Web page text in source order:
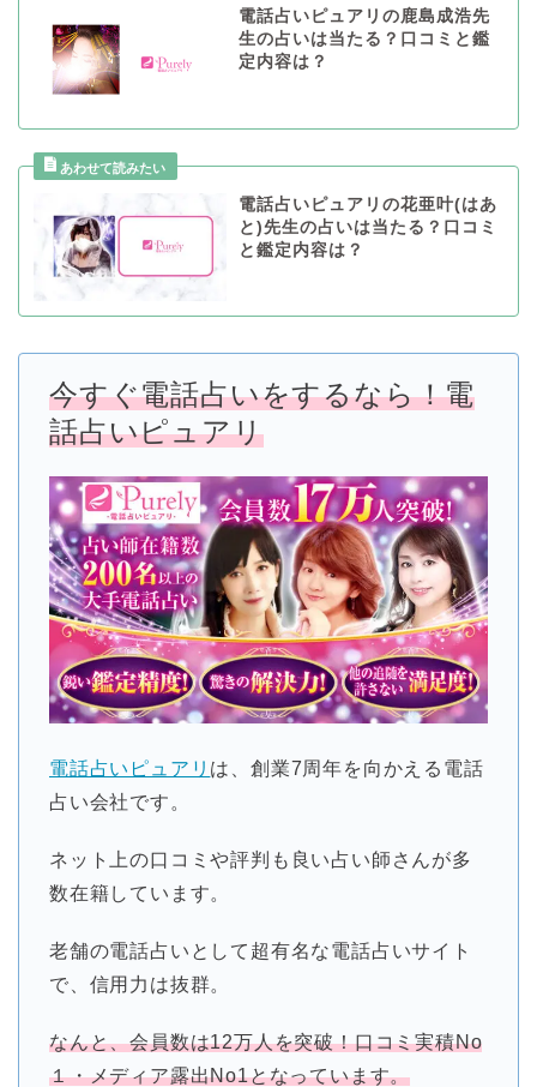
電話占いピュアリの鹿島成浩先
生の占いは当たる？口コミと鑑
定内容は？
電話占いピュアリの花亜叶(はあ
と)先生の占いは当たる？口コミ
と鑑定内容は？
今すぐ電話占いをするなら！電
話占いピュアリ
電話占いピュアリ は、創業7周年を向かえる電話
占い会社です。
ネット上の口コミや評判も良い占い師さんが多
数在籍しています。
老舗の電話占いとして超有名な電話占いサイト
で、信用力は抜群。
なんと、会員数は12万人を突破！口コミ実積No
１・メディア露出No1となっています。